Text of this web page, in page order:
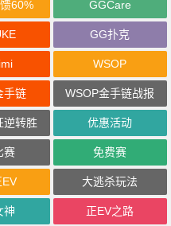
60% GGCare
GG扑克
WSOP
手链 WSOP金手链战报
逆转胜 优惠活动
赛 免费赛
大逃杀玩法
神 正EV之路